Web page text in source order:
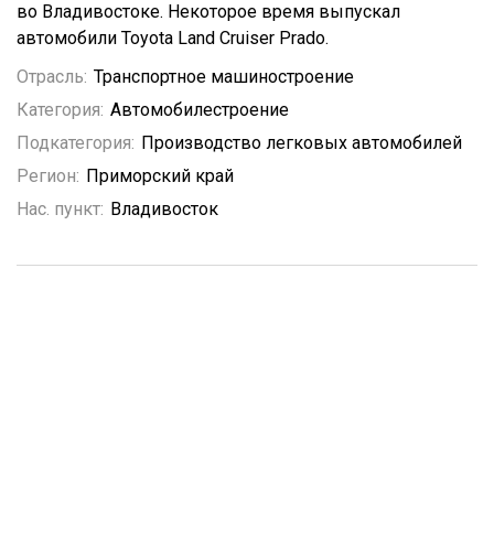
во Владивостоке. Некоторое время выпускал
автомобили Toyota Land Cruiser Prado.
Отрасль: Транспортное машиностроение
Категория: Автомобилестроение
Подкатегория: Производство легковых автомобилей
Регион: Приморский край
Нас. пункт: Владивосток